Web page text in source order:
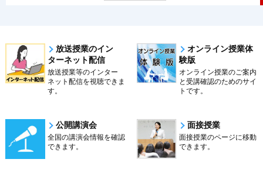
放送授業のイン
ターネット配信
放送授業等のインター
ネット配信を視聴できま
す。
オンライン授業体
験版
オンライン授業のご案内
と受講確認のためのサイ
トです。
公開講演会
全国の講演会情報を確認
できます。
面接授業
面接授業のページに移動
できます。